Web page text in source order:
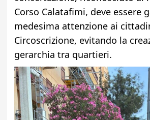
Corso Calatafimi, deve essere
medesima attenzione ai
Circoscrizione, evitando la
gerarchia tra quartieri.